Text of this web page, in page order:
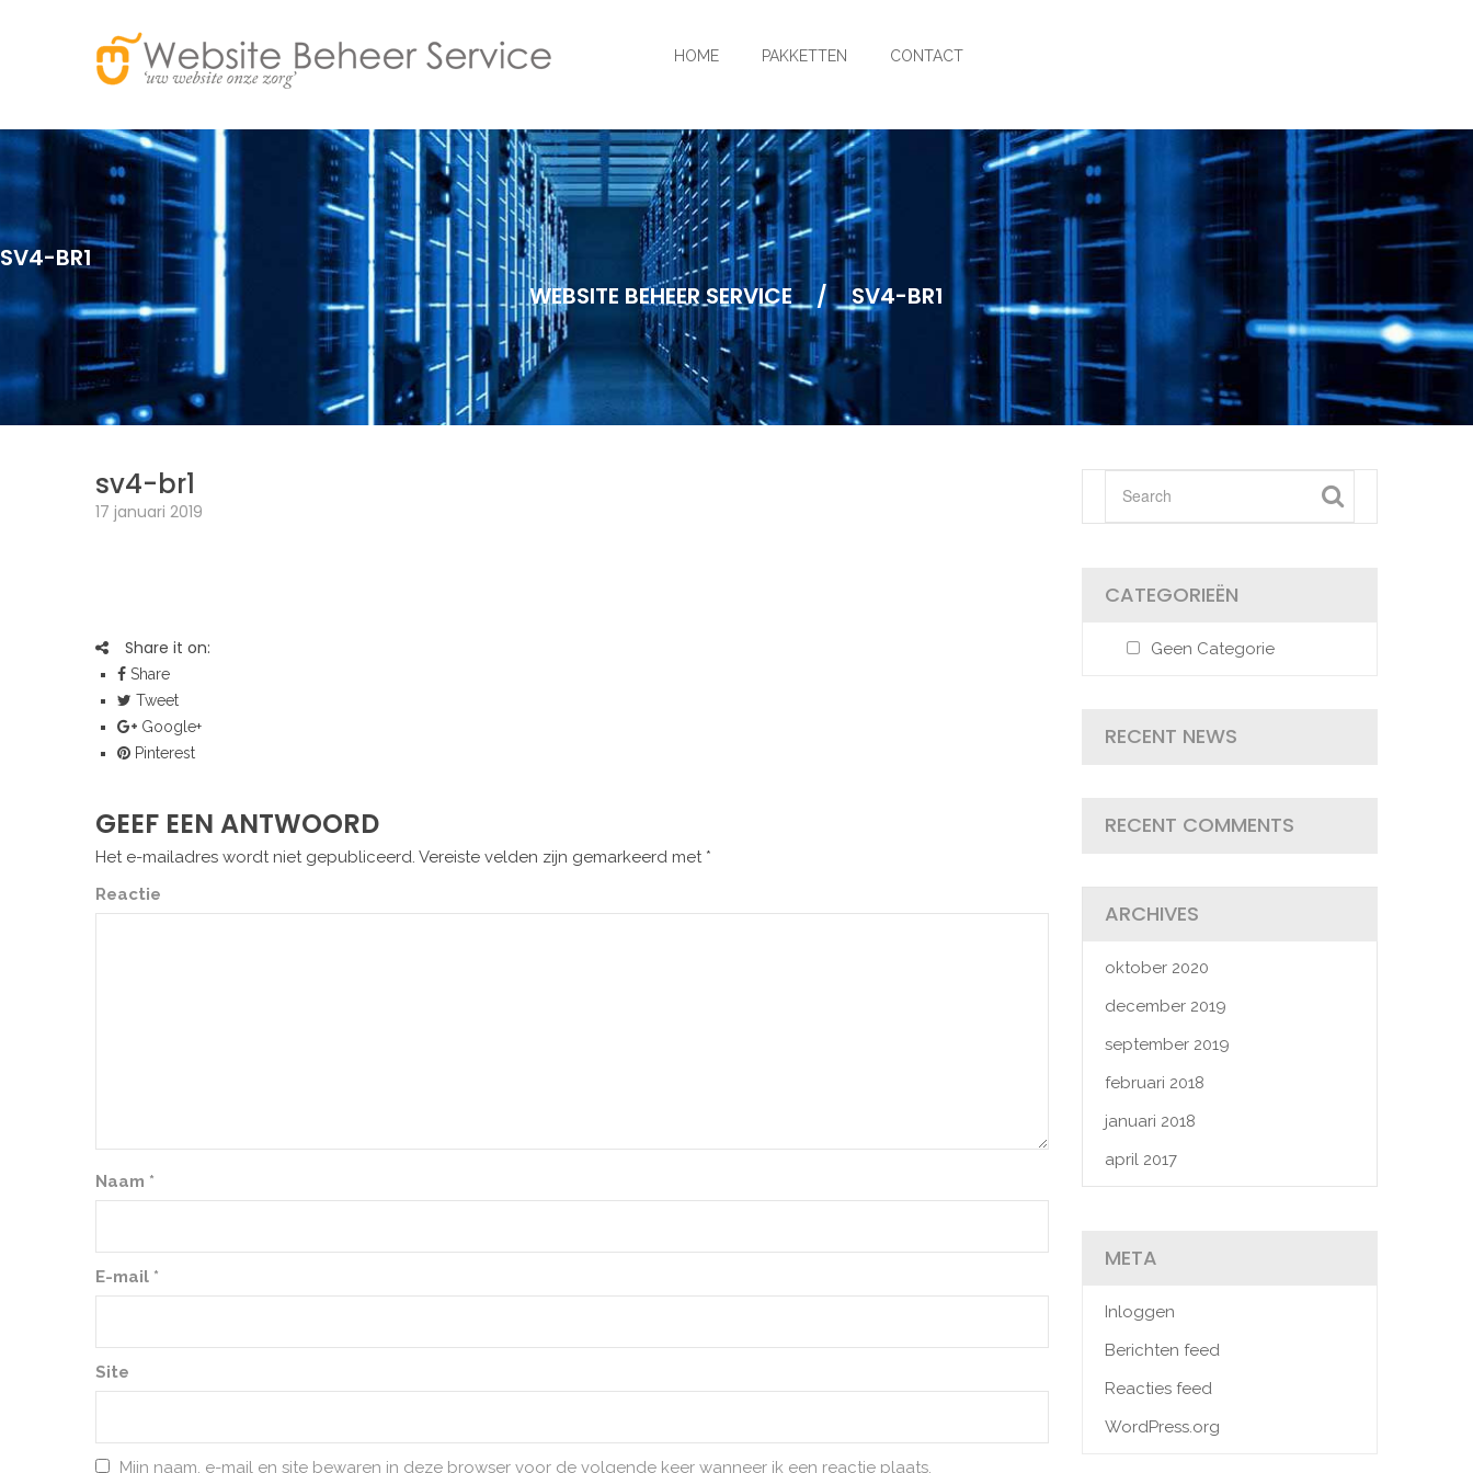
HOME PAKKETTEN CONTACT
SV4-BR1
WEBSITE BEHEER SERVICE
/ SV4-BR1
sv4-br1
17 januari 2019
Share it on:
Share
Tweet
Google+
Pinterest
GEEF EEN ANTWOORD
Het e-mailadres wordt niet gepubliceerd. Vereiste velden zijn gemarkeerd met *
Reactie
Naam *
E-mail *
Site
Mijn naam, e-mail en site bewaren in deze browser voor de volgende keer wanneer ik een reactie plaats.
CATEGORIEËN
Geen Categorie
RECENT NEWS
RECENT COMMENTS
ARCHIVES
oktober 2020
december 2019
september 2019
februari 2018
januari 2018
april 2017
META
Inloggen
Berichten feed
Reacties feed
WordPress.org